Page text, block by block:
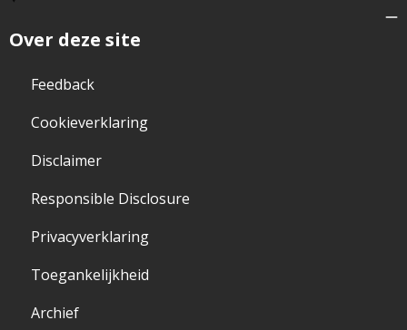
Over deze site
Feedback
Cookieverklaring
Disclaimer
Responsible Disclosure
Privacyverklaring
Toegankelijkheid
Archief